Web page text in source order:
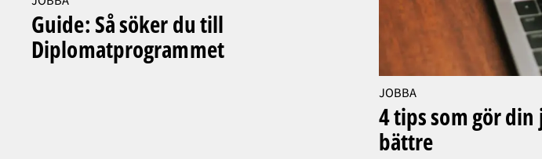
Guide: Så söker du till
Diplomatprogrammet
JOBBA
4 tips som gör
bättre